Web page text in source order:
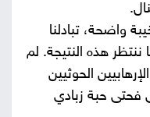
واضحة، تبادلنا
ننتظر هذه النتيجة. لم
الحوثيين
فحتى حبة زبادي